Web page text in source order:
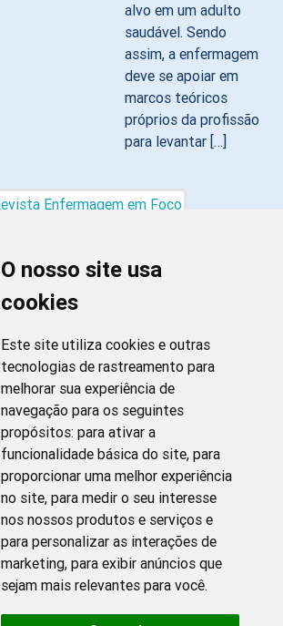
O nosso site usa
cookies
Este site utiliza cookies e outras
tecnologias de rastreamento para
melhorar sua experiência de
navegação para os seguintes
propósitos: para ativar a
funcionalidade básica do site, para
proporcionar uma melhor experiência
no site, para medir o seu interesse
nos nossos produtos e serviços e
para personalizar as interações de
marketing, para exibir anúncios que
sejam mais relevantes para você.
alvo em um adulto
saudável. Sendo
assim, a enfermagem
deve se apoiar em
marcos teóricos
próprios da profissão
para levantar […]